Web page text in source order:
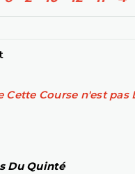
Cette Course n'est pas
Du Quinté